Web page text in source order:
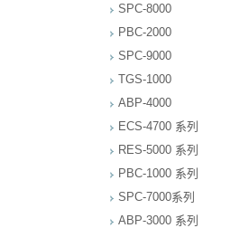
SPC-8000
PBC-2000
SPC-9000
TGS-1000
ABP-4000
ECS-4700 系列
RES-5000 系列
PBC-1000 系列
SPC-7000系列
ABP-3000 系列